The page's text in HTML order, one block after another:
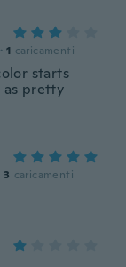
· 1 caricamenti
starts
as pretty
3 caricamenti